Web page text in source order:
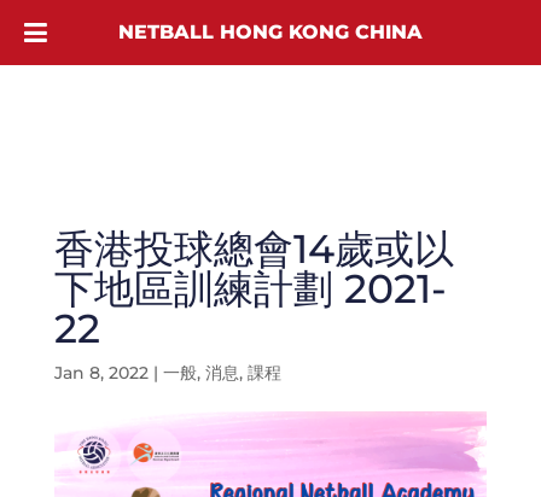
香港投球總會14歲或以
下地區訓練計劃 2021-
22
Jan 8, 2022| 一般, 消息, 課程
NETBALL HONG KONG CHINA